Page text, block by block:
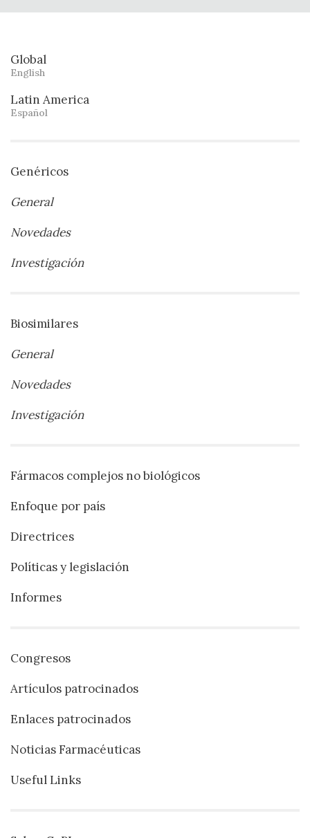
Global
English
Latin America
Español
Genéricos
General
Novedades
Investigación
Biosimilares
General
Novedades
Investigación
Fármacos complejos no biológicos
Enfoque por país
Directrices
Políticas y legislación
Informes
Congresos
Artículos patrocinados
Enlaces patrocinados
Noticias Farmacéuticas
Useful Links